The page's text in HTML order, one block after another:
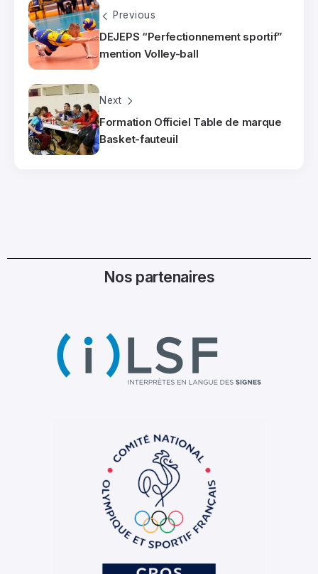
Previous
DEJEPS “Perfectionnement sportif”
mention Volley-ball
Next
Formation Officiel Table de marque
Basket-fauteuil
Nos partenaires